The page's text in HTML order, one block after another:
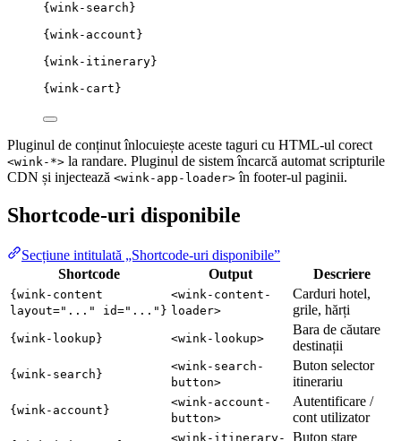
{wink-search}
{wink-account}
{wink-itinerary}
{wink-cart}
Pluginul de conținut înlocuiește aceste taguri cu HTML-ul corect
<wink-*> la randare. Pluginul de sistem încarcă automat scripturile
CDN și injectează <wink-app-loader> în footer-ul paginii.
Shortcode-uri disponibile
Secțiune intitulată „Shortcode-uri disponibile”
Shortcode
Output Descriere
{wink-content
layout="..." id="..."}
<wink-content-
loader>
Carduri hotel,
grile, hărți
{wink-lookup} <wink-lookup>
Bara de căutare
destinații
{wink-search}
<wink-search-
button>
Buton selector
itinerariu
{wink-account}
<wink-account-
button>
Autentificare /
cont utilizator
<wink-itinerary- Buton stare